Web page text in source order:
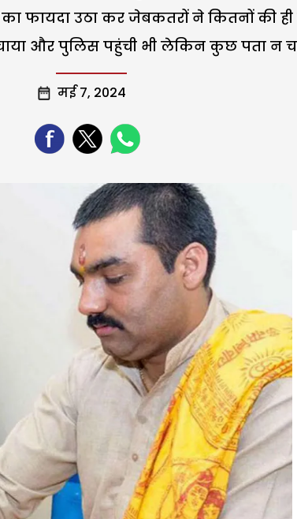
फायदा उठा कर जेबकतरों ने कितनों की
और पुलिस पहुंची भी लेकिन कुछ पता न
मई 7, 2024